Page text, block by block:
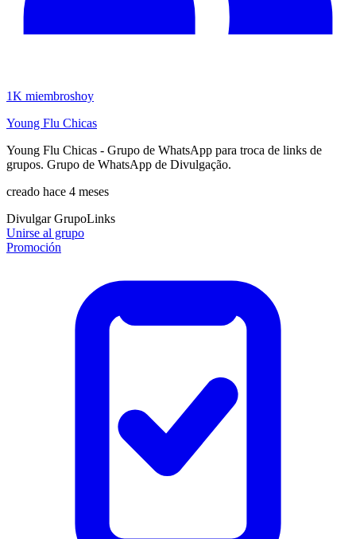
1K miembroshoy
Young Flu Chicas
Young Flu Chicas - Grupo de WhatsApp para troca de links de
grupos. Grupo de WhatsApp de Divulgação.
creado hace 4 meses
Divulgar GrupoLinks
Unirse al grupo
Promoción